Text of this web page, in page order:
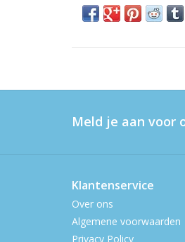
Meld je aan voor
Klantenservice
Over ons
Algemene voorwaarden
Privacy Policy